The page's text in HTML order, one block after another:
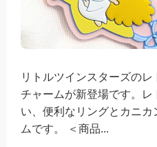
リトルツインスターズの
チャームが新登場です。
い、便利なリングとカニ
ムです。 ＜商品...